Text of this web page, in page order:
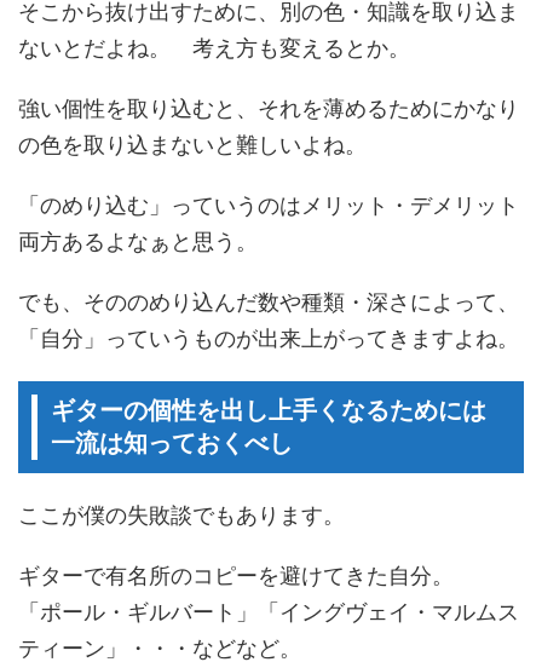
そこから抜け出すために、別の色・知識を取り込ま
ないとだよね。 考え方も変えるとか。
強い個性を取り込むと、それを薄めるためにかなり
の色を取り込まないと難しいよね。
「のめり込む」っていうのはメリット・デメリット
両方あるよなぁと思う。
でも、そののめり込んだ数や種類・深さによって、
「自分」っていうものが出来上がってきますよね。
ギターの個性を出し上手くなるためには
一流は知っておくべし
ここが僕の失敗談でもあります。
ギターで有名所のコピーを避けてきた自分。
「ポール・ギルバート」「イングヴェイ・マルムス
ティーン」・・・などなど。